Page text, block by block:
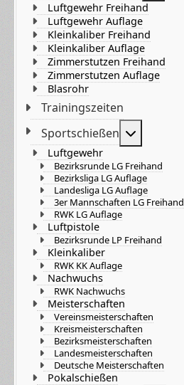
Luftgewehr Freihand
Luftgewehr Auflage
Kleinkaliber Freihand
Kleinkaliber Auflage
Zimmerstutzen Freihand
Zimmerstutzen Auflage
Blasrohr
Trainingszeiten
Sportschießen
Luftgewehr
Bezirksrunde LG Freihand
Bezirksliga LG Auflage
Landesliga LG Auflage
3er Mannschaften LG Freihand
RWK LG Auflage
Luftpistole
Bezirksrunde LP Freihand
Kleinkaliber
RWK KK Auflage
Nachwuchs
RWK Nachwuchs
Meisterschaften
Vereinsmeisterschaften
Kreismeisterschaften
Bezirksmeisterschaften
Landesmeisterschaften
Deutsche Meisterschaften
Pokalschießen